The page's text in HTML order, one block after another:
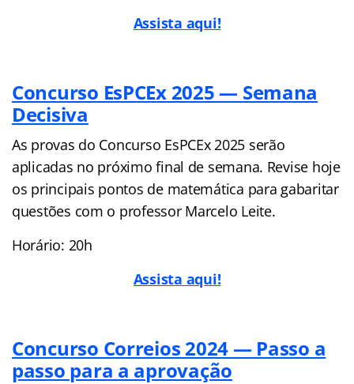
Assista aqui!
Concurso EsPCEx 2025 — Semana
Decisiva
As provas do Concurso EsPCEx 2025 serão
aplicadas no próximo final de semana. Revise hoje
os principais pontos de matemática para gabaritar
questões com o professor Marcelo Leite.
Horário: 20h
Assista aqui!
Concurso Correios 2024 — Passo a
passo para a aprovação